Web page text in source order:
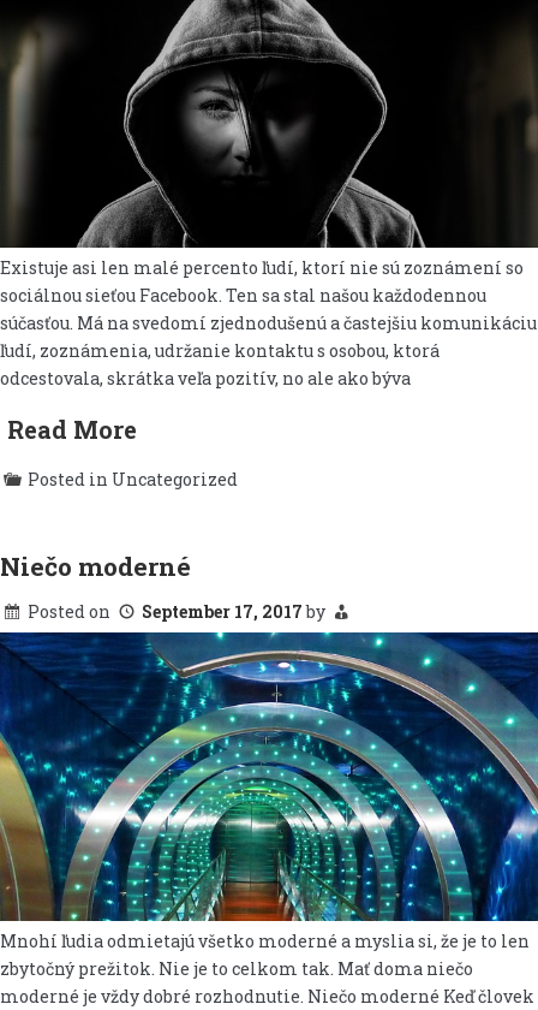
Existuje asi len malé percento ľudí, ktorí nie sú zoznámení so
sociálnou sieťou Facebook. Ten sa stal našou každodennou
súčasťou. Má na svedomí zjednodušenú a častejšiu komunikáciu
ľudí, zoznámenia, udržanie kontaktu s osobou, ktorá
odcestovala, skrátka veľa pozitív, no ale ako býva
Read More
Posted in Uncategorized
Niečo moderné
Posted on September 17, 2017by
Mnohí ľudia odmietajú všetko moderné a myslia si, že je to len
zbytočný prežitok. Nie je to celkom tak. Mať doma niečo
moderné je vždy dobré rozhodnutie. Niečo moderné Keď človek